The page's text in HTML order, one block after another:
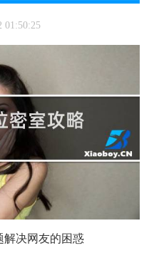
01:50:25
解决网友的困惑